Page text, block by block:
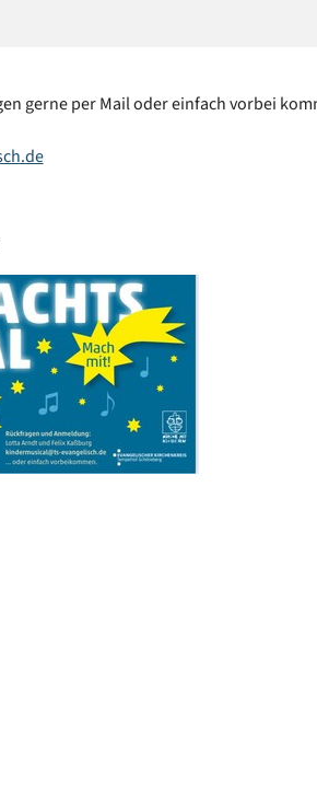
gerne per Mail oder einfach vorbei